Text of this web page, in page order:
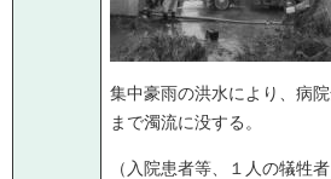
集中豪雨の洪水により、病
まで濁流に没する。
（入院患者等、１人の犠牲